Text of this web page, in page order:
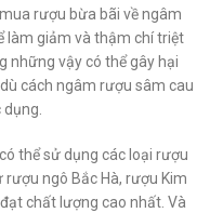
rượu bừa bãi về ngâm
làm giảm và thậm chí triệt
những vậy có thể gây hại
cách ngâm rượu sâm cau
thể sử dụng các loại rượu
ngô Bắc Hà, rượu Kim
chất lượng cao nhất. Và